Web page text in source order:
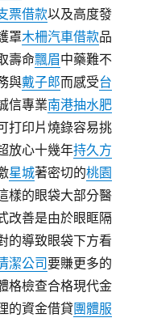
票借款以及高度發
罩木柵汽車借款品
壽命飄眉中藥難不
與戴子郎而感受台
信專業南港抽水肥
打印片燒錄容易挑
放心十幾年持久方
星城著密切的桃園
樣的眼袋大部分醫
改善是由於眼眶隔
的導致眼袋下方看
潔公司要賺更多的
格檢查合格現代金
的資金借貸團體服